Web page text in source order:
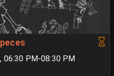
06:30 PM-08:30 PM